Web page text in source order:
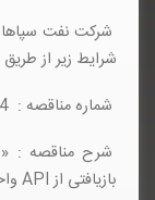
شرکت نفت
شرایط زیر از
شماره مناقصه : 004 -1405 /ش ن س
شرح مناقصه :
بازیافتی از API واحد تصفیه »